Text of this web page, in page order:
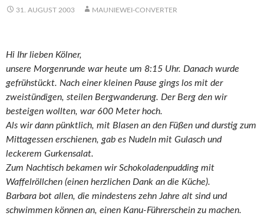
31. AUGUST 2003 MAUNIEWEI-CONVERTER
Hi Ihr lieben Kölner,
unsere Morgenrunde war heute um 8:15 Uhr. Danach wurde
gefrühstückt. Nach einer kleinen Pause gings los mit der
zweistündigen, steilen Bergwanderung. Der Berg den wir
besteigen wollten, war 600 Meter hoch.
Als wir dann pünktlich, mit Blasen an den Füßen und durstig zum
Mittagessen erschienen, gab es Nudeln mit Gulasch und
leckerem Gurkensalat.
Zum Nachtisch bekamen wir Schokoladenpudding mit
Waffelröllchen (einen herzlichen Dank an die Küche).
Barbara bot allen, die mindestens zehn Jahre alt sind und
schwimmen können an, einen Kanu-Führerschein zu machen.